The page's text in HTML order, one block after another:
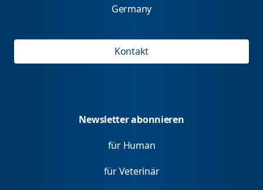
Germany
Kontakt
Newsletter abonnieren
für Human
für Veterinär